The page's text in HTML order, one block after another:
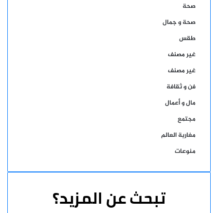
صحة
صحة و جمال
طقس
غير مصنف
غير مصنف
فن و ثقافة
مال و أعمال
مجتمع
مغاربة العالم
منوعات
تبحث عن المزيد؟